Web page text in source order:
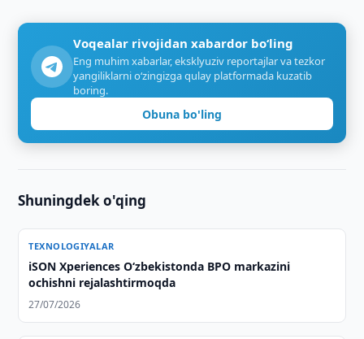
Voqealar rivojidan xabardor bo‘ling
Eng muhim xabarlar, eksklyuziv reportajlar va tezkor
yangiliklarni o‘zingizga qulay platformada kuzatib
boring.
Obuna bo'ling
Shuningdek o'qing
TEXNOLOGIYALAR
iSON Xperiences Oʻzbekistonda BPO markazini
ochishni rejalashtirmoqda
27/07/2026